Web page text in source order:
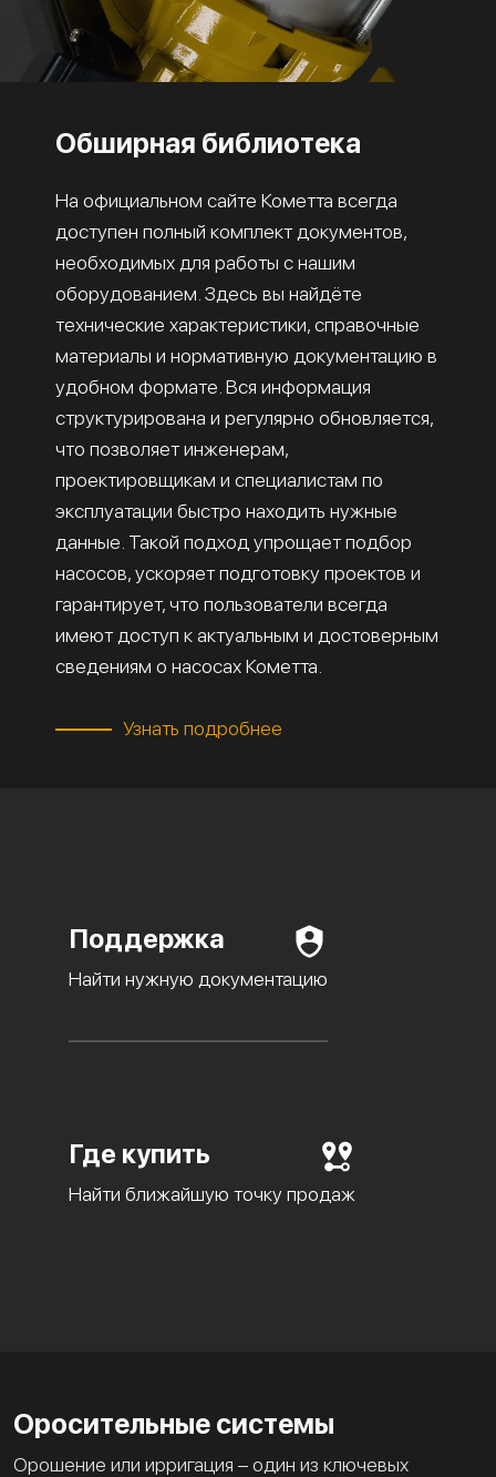
Обширная библиотека
На официальном сайте Кометта всегда
доступен полный комплект документов,
необходимых для работы с нашим
оборудованием. Здесь вы найдёте
технические характеристики, справочные
материалы и нормативную документацию в
удобном формате. Вся информация
структурирована и регулярно обновляется,
что позволяет инженерам,
проектировщикам и специалистам по
эксплуатации быстро находить нужные
данные. Такой подход упрощает подбор
насосов, ускоряет подготовку проектов и
гарантирует, что пользователи всегда
имеют доступ к актуальным и достоверным
сведениям о насосах Кометта.
Узнать подробнее
Поддержка
Найти нужную документацию
Где купить
Найти ближайшую точку продаж
Оросительные системы
Орошение или ирригация – один из ключевых